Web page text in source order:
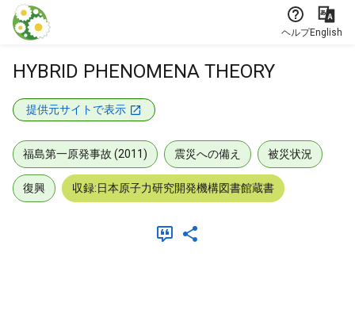
本文に飛ぶ
ヘルプEnglish
HYBRID PHENOMENA THEORY
提供元サイトで表示
福島第一原発事故 (2011) 震災への備え 被災状況
復興 収録:日本原子力研究開発機構図書館蔵書